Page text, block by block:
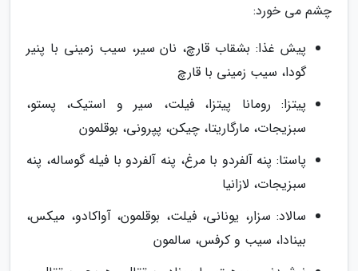
چشم می خورد:
پیش غذا: بشقاب قارچ، نان سیر، سیب زمینی با پنیر
گودا، سیب زمینی با قارچ
پیتزا: رومانا پیتزا، فیلت، سیر و استیک، پستو،
سبزیجات، مارگاریتا، چیکن، پپرونی، بوقلمون
پاستا: پنه آلفردو با مرغ، پنه آلفردو با فیله گوساله، پنه
سبزیجات، لازانیا
سالاد: سزار، یونانی، فیلت، بوقلمون، آواکادو، میکس،
بینادا، سیب و کرفس، سالمون